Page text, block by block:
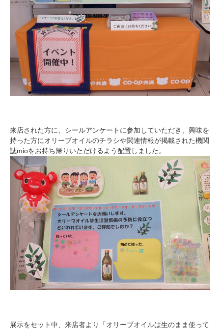
来店された方に、シールアンケートに参加していただき、興味を
持った方にオリーブオイルのチラシや関連情報が掲載された機関
誌mioをお持ち帰りいただけるよう配置しました。
展示をセット中、来店者より「オリーブオイルは生のまま使って